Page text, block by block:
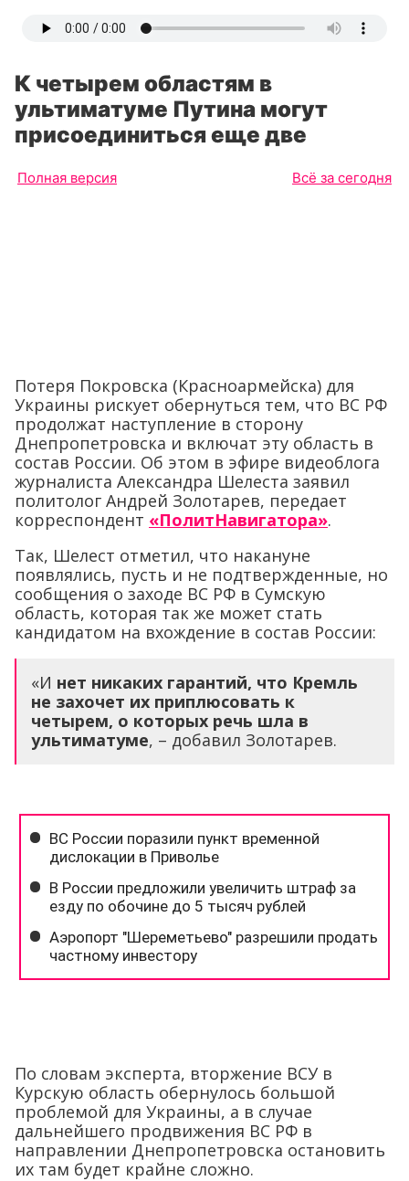
К четырем областям в
ультиматуме Путина могут
присоединиться еще две
Полная версия Всё за сегодня
Потеря Покровска (Красноармейска) для
Украины рискует обернуться тем, что ВС РФ
продолжат наступление в сторону
Днепропетровска и включат эту область в
состав России. Об этом в эфире видеоблога
журналиста Александра Шелеста заявил
политолог Андрей Золотарев, передает
корреспондент «ПолитНавигатора».
Так, Шелест отметил, что накануне
появлялись, пусть и не подтвержденные, но
сообщения о заходе ВС РФ в Сумскую
область, которая так же может стать
кандидатом на вхождение в состав России:
«И нет никаких гарантий, что Кремль
не захочет их приплюсовать к
четырем, о которых речь шла в
ультиматуме, – добавил Золотарев.
По словам эксперта, вторжение ВСУ в
Курскую область обернулось большой
проблемой для Украины, а в случае
дальнейшего продвижения ВС РФ в
направлении Днепропетровска остановить
их там будет крайне сложно.